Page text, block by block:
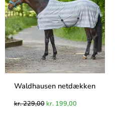
Waldhausen netdækken
kr.229,00 kr.199,00